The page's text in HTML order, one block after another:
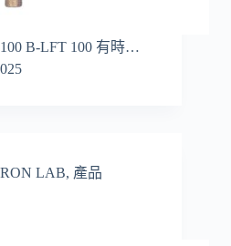
B-LFT 100 有時…
LAB, 產品